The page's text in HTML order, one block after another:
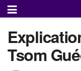
Tsom